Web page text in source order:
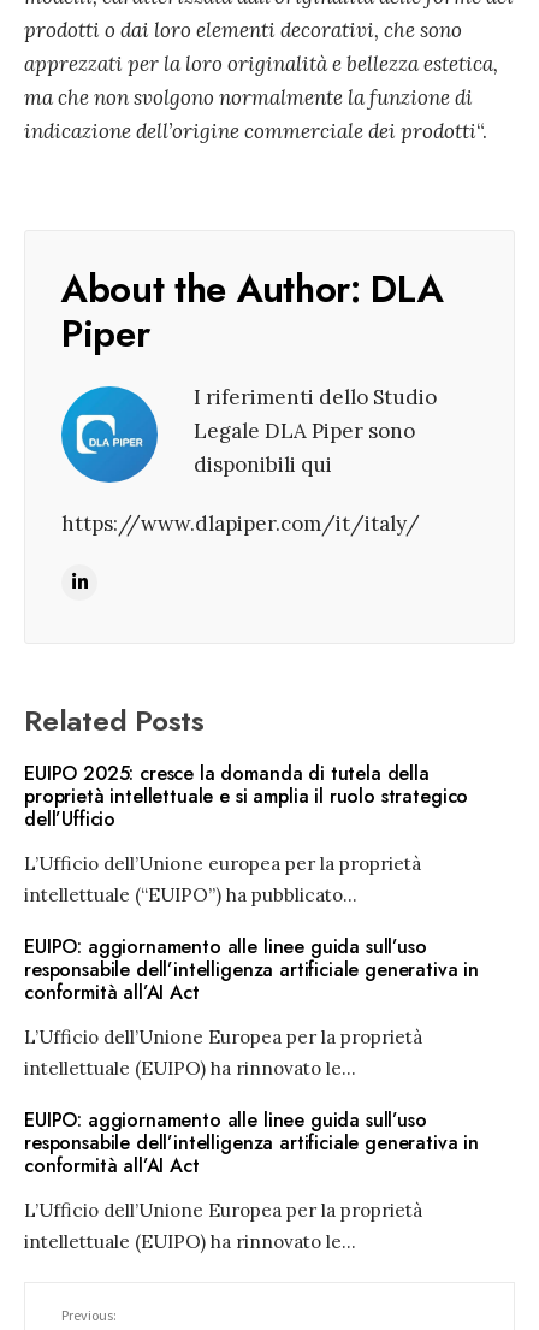
prodotti o dai loro elementi decorativi, che sono
apprezzati per la loro originalità e bellezza estetica,
ma che non svolgono normalmente la funzione di
indicazione dell’origine commerciale dei prodotti“.
About the Author: DLA
Piper
I riferimenti dello Studio
Legale DLA Piper sono
disponibili qui
https://www.dlapiper.com/it/italy/
Related Posts
EUIPO 2025: cresce la domanda di tutela della
proprietà intellettuale e si amplia il ruolo strategico
dell’Ufficio
L’Ufficio dell’Unione europea per la proprietà
intellettuale (“EUIPO”) ha pubblicato...
EUIPO: aggiornamento alle linee guida sull’uso
responsabile dell’intelligenza artificiale generativa in
conformità all’AI Act
L’Ufficio dell’Unione Europea per la proprietà
intellettuale (EUIPO) ha rinnovato le...
EUIPO: aggiornamento alle linee guida sull’uso
responsabile dell’intelligenza artificiale generativa in
conformità all’AI Act
L’Ufficio dell’Unione Europea per la proprietà
intellettuale (EUIPO) ha rinnovato le...
Previous: